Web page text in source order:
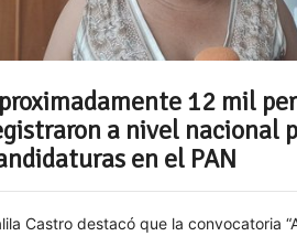
12 mil
a nivel nacional
en el PAN
Castro destacó que la convocatoria